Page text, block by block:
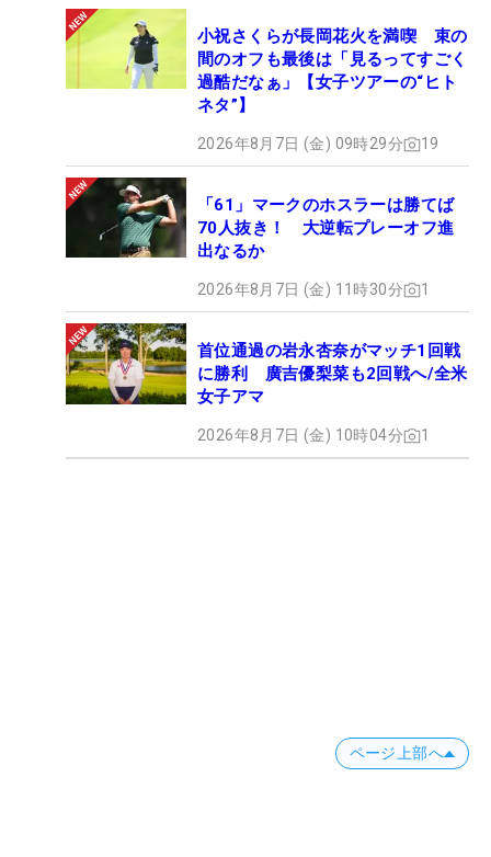
小祝さくらが長岡花火を満喫 束の
間のオフも最後は「見るってすごく
過酷だなぁ」【女子ツアーの“ヒト
ネタ”】
2026年8月7日 (金) 09時29分 19
「61」マークのホスラーは勝てば
70人抜き！ 大逆転プレーオフ進
出なるか
2026年8月7日 (金) 11時30分 1
首位通過の岩永杏奈がマッチ1回戦
に勝利 廣吉優梨菜も2回戦へ/全米
女子アマ
2026年8月7日 (金) 10時04分 1
ページ上部へ